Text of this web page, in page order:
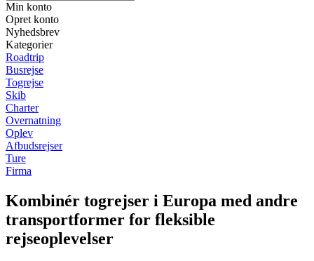
Min konto
Opret konto
Nyhedsbrev
Kategorier
Roadtrip
Busrejse
Togrejse
Skib
Charter
Overnatning
Oplev
Afbudsrejser
Ture
Firma
Kombinér togrejser i Europa med andre
transportformer for fleksible
rejseoplevelser